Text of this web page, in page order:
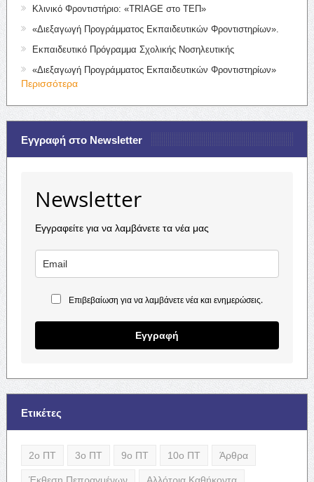
Κλινικό Φροντιστήριο: «TRIAGE στο ΤΕΠ»
«Διεξαγωγή Προγράμματος Εκπαιδευτικών Φροντιστηρίων».
Εκπαιδευτικό Πρόγραμμα Σχολικής Νοσηλευτικής
«Διεξαγωγή Προγράμματος Εκπαιδευτικών Φροντιστηρίων»
Περισσότερα
Εγγραφή στο Newsletter
Newsletter
Εγγραφείτε για να λαμβάνετε τα νέα μας
Επιβεβαίωση για να λαμβάνετε νέα και ενημερώσεις.
Εγγραφή
Ετικέτες
2ο ΠΤ 3ο ΠΤ 9ο ΠΤ 10ο ΠΤ Άρθρα
Έκθεση Πεπραγμένων Αλλότρια Καθήκοντα